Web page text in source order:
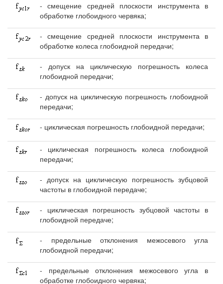
- смещение средней плоскости инструмента в
обработке глобоидного червяка;
- смещение средней плоскости инструмента в
обработке колеса глобоидной передачи;
- допуск на циклическую погрешность колеса
глобоидной передачи;
- допуск на циклическую погрешность глобоидной
передачи;
- циклическая погрешность глобоидной передачи;
- циклическая погрешность колеса глобоидной
передачи;
- допуск на циклическую погрешность зубцовой
частоты в глобоидной передаче;
- циклическая погрешность зубцовой частоты в
глобоидной передаче;
- предельные отклонения межосевого угла
глобоидной передачи;
- предельные отклонения межосевого угла в
обработке глобоидного червяка;